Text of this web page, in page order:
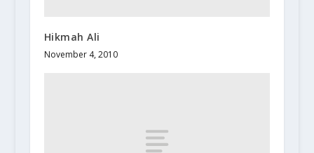
Hikmah Ali
November 4, 2010